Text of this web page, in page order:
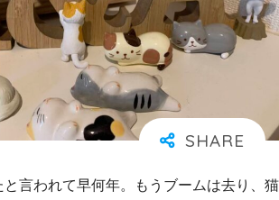
言われて早何年。もうブームは去り、猫